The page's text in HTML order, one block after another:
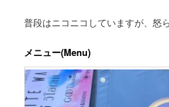
普段はニコニコしていますが、怒
メニュー(Menu)